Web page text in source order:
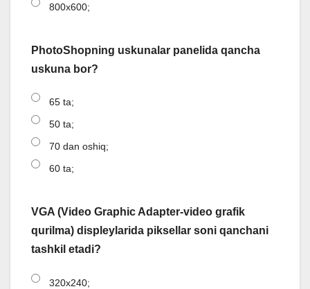
800x600;
PhotoShopning uskunalar panelida qancha
uskuna bor?
65 ta;
50 ta;
70 dan oshiq;
60 ta;
VGA (Video Graphic Adapter-video grafik
qurilma) displeylarida piksellar soni qanchani
tashkil etadi?
320x240;